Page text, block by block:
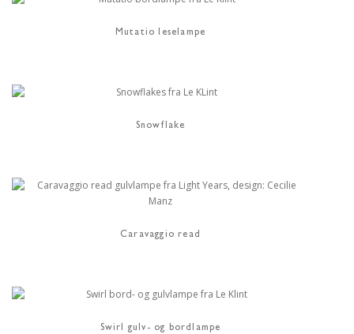
Mutatio leselampe
Snowflake
Caravaggio read
Swirl gulv- og bordlampe